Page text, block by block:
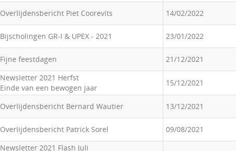
Overlijdensbericht Piet Coorevits 14/02/2022
Bijscholingen GR-I & UPEX - 2021 23/01/2022
Fijne feestdagen 21/12/2021
Newsletter 2021 Herfst
Einde van een bewogen jaar
15/12/2021
Overlijdensbericht Bernard Wautier 13/12/2021
Overlijdensbericht Patrick Sorel 09/08/2021
Newsletter 2021 Flash Juli